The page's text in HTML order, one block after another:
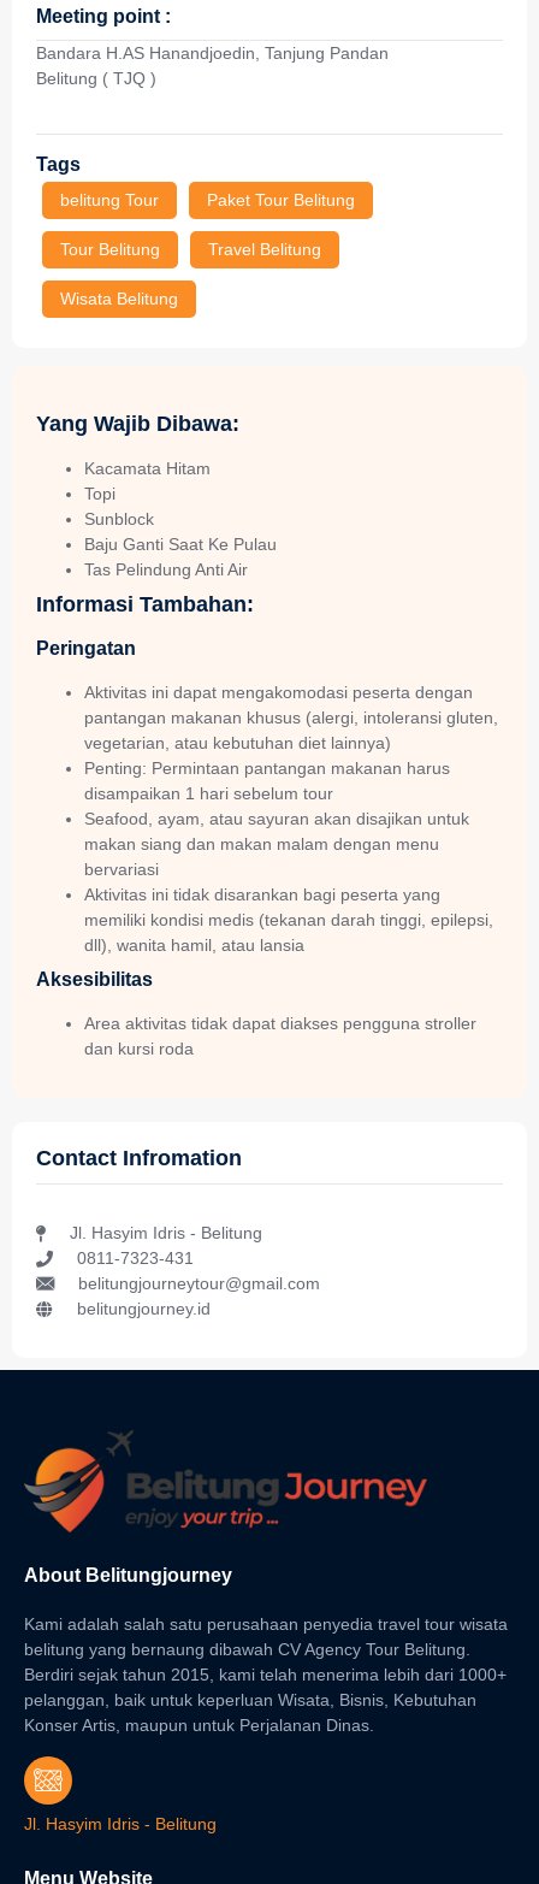
Meeting point :
Bandara H.AS Hanandjoedin, Tanjung Pandan
Belitung ( TJQ )
Tags
belitung Tour Paket Tour Belitung
Tour Belitung Travel Belitung
Wisata Belitung
Yang Wajib Dibawa:
Kacamata Hitam
Topi
Sunblock
Baju Ganti Saat Ke Pulau
Tas Pelindung Anti Air
Informasi Tambahan:
Peringatan
Aktivitas ini dapat mengakomodasi peserta dengan
pantangan makanan khusus (alergi, intoleransi gluten,
vegetarian, atau kebutuhan diet lainnya)
Penting: Permintaan pantangan makanan harus
disampaikan 1 hari sebelum tour
Seafood, ayam, atau sayuran akan disajikan untuk
makan siang dan makan malam dengan menu
bervariasi
Aktivitas ini tidak disarankan bagi peserta yang
memiliki kondisi medis (tekanan darah tinggi, epilepsi,
dll), wanita hamil, atau lansia
Aksesibilitas
Area aktivitas tidak dapat diakses pengguna stroller
dan kursi roda
Contact Infromation
Jl. Hasyim Idris - Belitung
0811-7323-431
belitungjourneytour@gmail.com
belitungjourney.id
About Belitungjourney
Kami adalah salah satu perusahaan penyedia travel tour wisata
belitung yang bernaung dibawah CV Agency Tour Belitung.
Berdiri sejak tahun 2015, kami telah menerima lebih dari 1000+
pelanggan, baik untuk keperluan Wisata, Bisnis, Kebutuhan
Konser Artis, maupun untuk Perjalanan Dinas.
Jl. Hasyim Idris - Belitung
Menu Website